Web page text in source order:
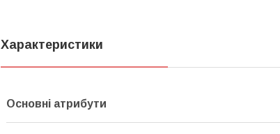
Характеристики
Основні атрибути